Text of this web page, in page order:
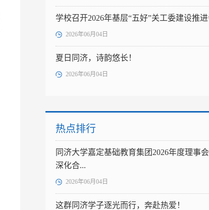
学校召开2026年基层“五好”关工委建设推
2026年06月04日
夏日同济，诗韵悠长！
2026年06月04日
热点排行
同济大学嘉定基础教育集团2026年度理事
深化合...
2026年06月04日
这群同济学子逐光而行，奔赴热爱！